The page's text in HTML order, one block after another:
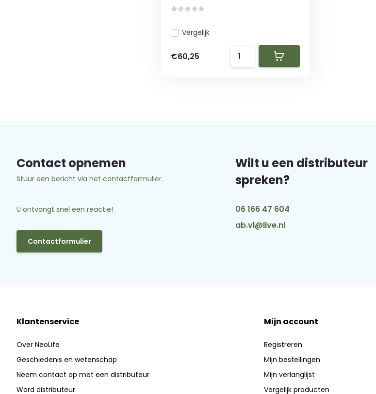
Vergelijk
€60,25
Contact opnemen
Stuur een bericht via het contactformulier.
U ontvangt snel een reactie!
Contactformulier
Wilt u een distributeur
spreken?
06 166 47 604
ab.vl@live.nl
Klantenservice
Over NeoLife
Geschiedenis en wetenschap
Neem contact op met een distributeur
Word distributeur
Mijn account
Registreren
Mijn bestellingen
Mijn verlanglijst
Vergelijk producten